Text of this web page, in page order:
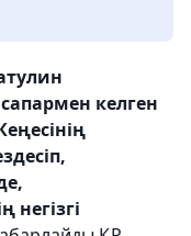
келген
негізгі